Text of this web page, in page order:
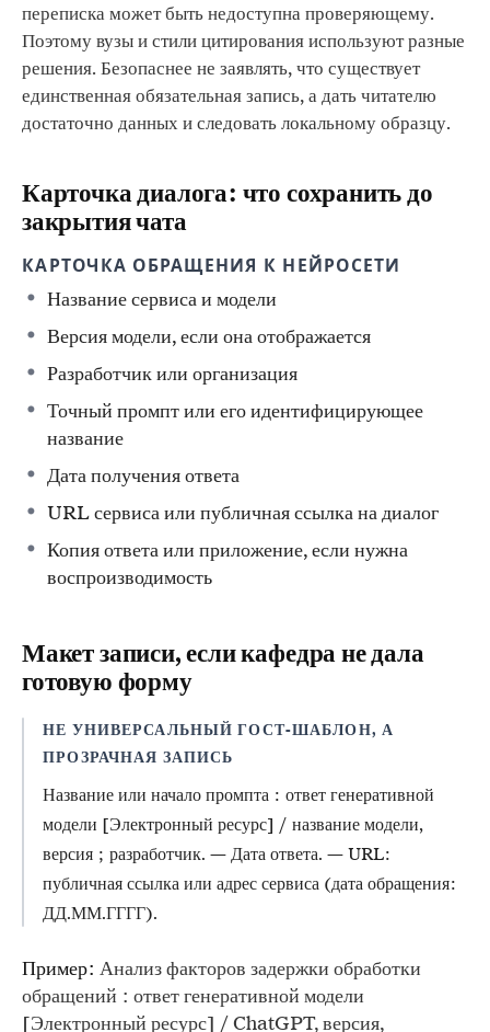
переписка может быть недоступна проверяющему.
Поэтому вузы и стили цитирования используют разные
решения. Безопаснее не заявлять, что существует
единственная обязательная запись, а дать читателю
достаточно данных и следовать локальному образцу.
Карточка диалога: что сохранить до
закрытия чата
КАРТОЧКА ОБРАЩЕНИЯ К НЕЙРОСЕТИ
Название сервиса и модели
Версия модели, если она отображается
Разработчик или организация
Точный промпт или его идентифицирующее
название
Дата получения ответа
URL сервиса или публичная ссылка на диалог
Копия ответа или приложение, если нужна
воспроизводимость
Макет записи, если кафедра не дала
готовую форму
НЕ УНИВЕРСАЛЬНЫЙ ГОСТ-ШАБЛОН, А
ПРОЗРАЧНАЯ ЗАПИСЬ
Название или начало промпта : ответ генеративной
модели [Электронный ресурс] / название модели,
версия ; разработчик. — Дата ответа. — URL:
публичная ссылка или адрес сервиса (дата обращения:
ДД.ММ.ГГГГ).
Пример: Анализ факторов задержки обработки
обращений : ответ генеративной модели
[Электронный ресурс] / ChatGPT, версия,